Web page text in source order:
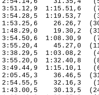
1:15.51,6
1:19.53,7
26.26,7
19.30,2
1:08.30,9
3:55.20,4    45.27,0
1:03.08,2
1:32.40,8
3:49.44,9  1:15.10,1
36.46,5
32.16,3
30.13,5